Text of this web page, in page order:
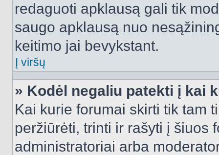
redaguoti apklausą gali tik
saugo apklausą nuo
keitimo jai bevykstant.
Į viršų
» Kodėl negaliu patekti į kai
Kai kurie forumai skirti tik tam
peržiūrėti, trinti ir rašyti į šiuos
administratoriai arba